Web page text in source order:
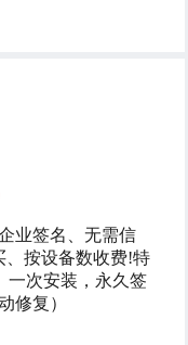
业签名、无需信
、按设备数收费!特
一次安装，永久签
修复）